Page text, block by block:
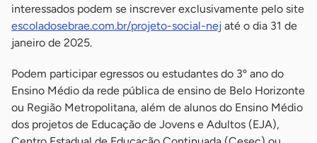
interessados podem se inscrever exclusivamente pelo site
escoladosebrae.com.br/projeto-social-nej até o dia 31 de
janeiro de 2025.
Podem participar egressos ou estudantes do 3º ano do
Ensino Médio da rede pública de ensino de Belo Horizonte
ou Região Metropolitana, além de alunos do Ensino Médio
dos projetos de Educação de Jovens e Adultos (EJA),